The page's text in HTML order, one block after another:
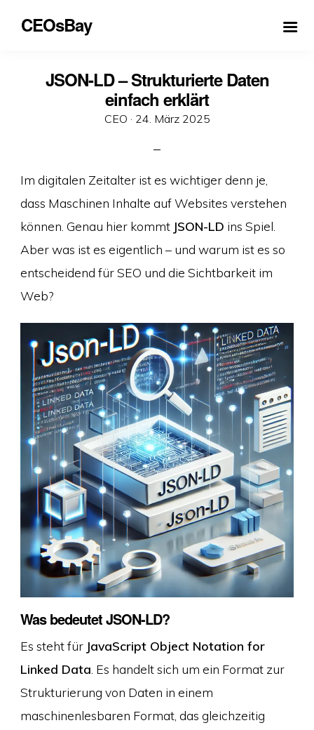
CEOsBay
JSON-LD – Strukturierte Daten
einfach erklärt
CEO · Veröffentlicht
24. März 2025
Im digitalen Zeitalter ist es wichtiger denn je,
dass Maschinen Inhalte auf Websites verstehen
können. Genau hier kommt JSON-LD ins Spiel.
Aber was ist es eigentlich – und warum ist es so
entscheidend für SEO und die Sichtbarkeit im
Web?
Was bedeutet JSON-LD?
Es steht für JavaScript Object Notation for
Linked Data . Es handelt sich um ein Format zur
Strukturierung von Daten in einem
maschinenlesbaren Format, das gleichzeitig